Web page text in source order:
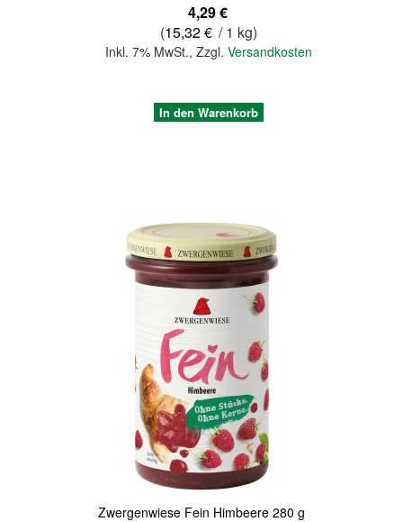
4,29 €
(15,32 € / 1 kg)
Inkl. 7% MwSt.,Zzgl.Versandkosten
In den Warenkorb
Zwergenwiese Fein Himbeere 280 g